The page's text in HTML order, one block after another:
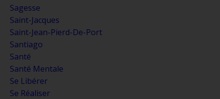
Sagesse
Saint-Jacques
Saint-Jean-Pierd-De-Port
Santiago
Santé
Santé Mentale
Se Libérer
Se Réaliser